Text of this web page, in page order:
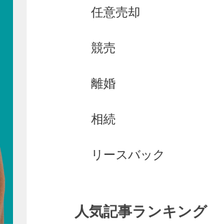
任意売却
競売
離婚
相続
リースバック
人気記事ランキング